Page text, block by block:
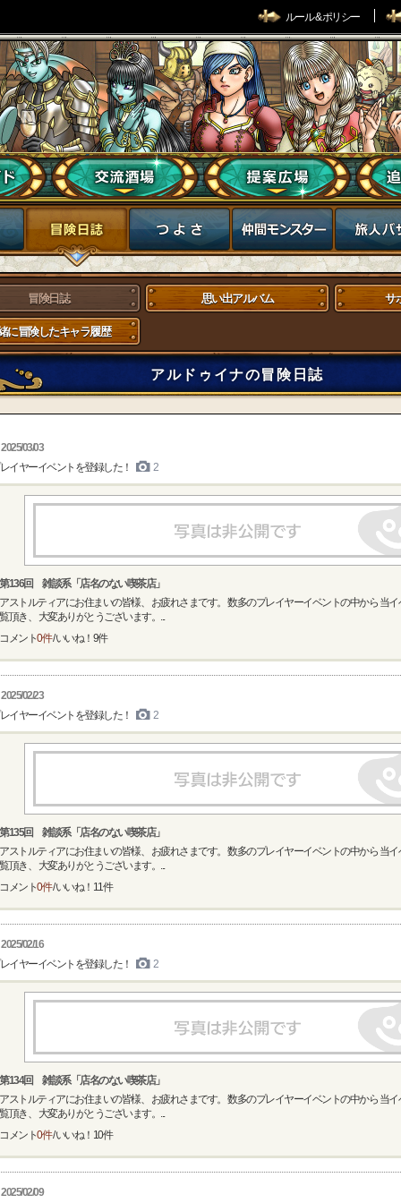
ルール & ポリシー
冒険日誌 思い出アルバム サ
に冒険したキャラ履歴
アルドゥイナの冒険日誌
2025/03/03
イヤーイベントを登録した！
2
第136回 雑談系「店名のない喫茶店」
アストルティアにお住まいの皆様、 お疲れさまです。 数多のプレイヤーイベントの中から 当
覧頂き、 大変ありがとうございます。...
コメント0件/ いいね！ 9件
2025/02/23
イヤーイベントを登録した！
2
第135回 雑談系「店名のない喫茶店」
アストルティアにお住まいの皆様、 お疲れさまです。 数多のプレイヤーイベントの中から 当
覧頂き、 大変ありがとうございます。...
コメント0件/ いいね！ 11件
2025/02/16
イヤーイベントを登録した！
2
第134回 雑談系「店名のない喫茶店」
アストルティアにお住まいの皆様、 お疲れさまです。 数多のプレイヤーイベントの中から 当
覧頂き、 大変ありがとうございます。...
コメント0件/ いいね！ 10件
2025/02/09